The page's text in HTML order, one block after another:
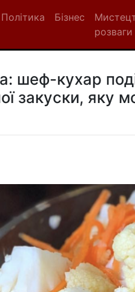
Політика Бізнес
розваги
шеф-кухар
закуски, яку